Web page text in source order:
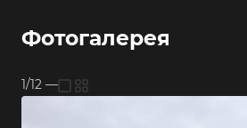
Фотогалерея
1/12 —